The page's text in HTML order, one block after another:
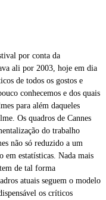
por conta da
ali por 2003, hoje em dia
de todos os gostos e
conhecemos e dos quais
para além daqueles
Os quadros de Cannes
do trabalho
não só reduzido a um
em estatísticas. Nada mais
de tal forma
atuais seguem o modelo
os críticos